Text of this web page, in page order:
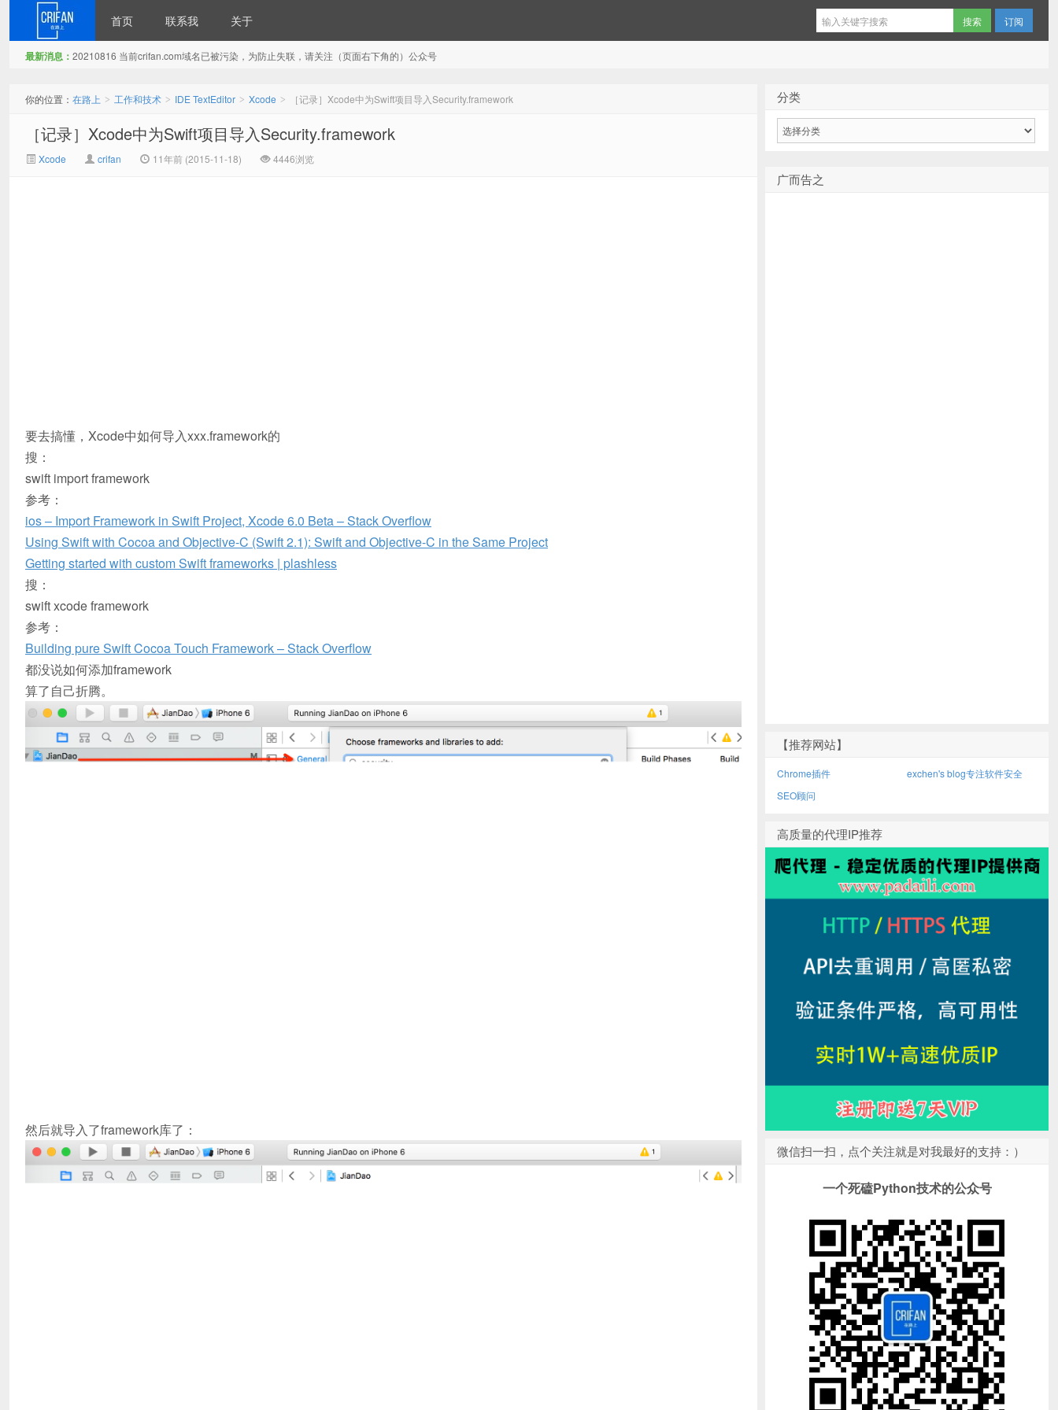
首页 联系我 关于 订阅
最新消息： 20210816 当前crifan.com域名已被污染，为防止失联，请关注（页面右下角的）公众号
你的位置： 在路上 > 工作和技术 > IDE TextEditor > Xcode > ［记录］Xcode中为Swift项目导入Security.framework
［记录］Xcode中为Swift项目导入Security.framework
Xcode crifan 11年前 (2015-11-18) 4446浏览
要去搞懂，Xcode中如何导入xxx.framework的
搜：
swift import framework
参考：
ios – Import Framework in Swift Project, Xcode 6.0 Beta – Stack Overflow
Using Swift with Cocoa and Objective-C (Swift 2.1): Swift and Objective-C in the Same Project
Getting started with custom Swift frameworks | plashless
搜：
swift xcode framework
参考：
Building pure Swift Cocoa Touch Framework – Stack Overflow
都没说如何添加framework
算了自己折腾。
然后就导入了framework库了：
分类
广而告之
【推荐网站】
Chrome插件
exchen's blog专注软件安全
SEO顾问
高质量的代理IP推荐
微信扫一扫，点个关注就是对我最好的支持：）
一个死磕Python技术的公众号